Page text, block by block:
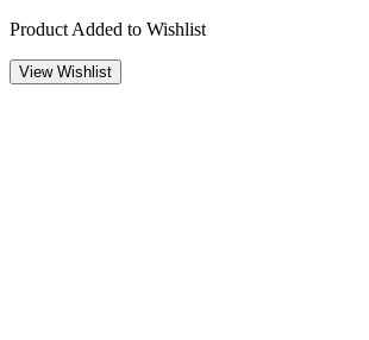
Product Added to Wishlist
View Wishlist